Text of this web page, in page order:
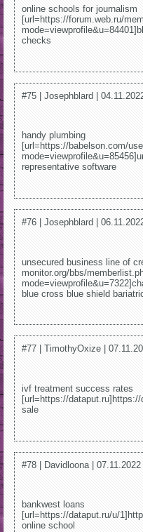
online schools for journalism
[url=https://forum.web.ru/
checks
#75 | Josephblard |
handy plumbing
[url=https://babelson.com/
representative software
#76 | Josephblard |
unsecured business line of
monitor.org/bbs/
blue cross blue shield
#77 | TimothyOxize |
ivf treatment success rates
[url=https://
sale
#78 | Davidloona |
bankwest loans
[url=https://dataput.ru/u/
online school